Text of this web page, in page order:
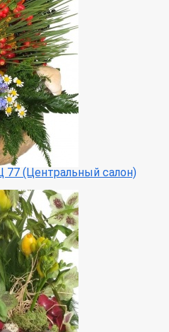
77 (Центральный салон)